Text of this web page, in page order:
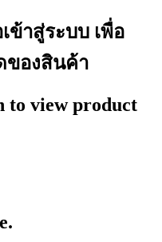
าสู่ระบบ เพื่อ
ของสินค้า
to view product